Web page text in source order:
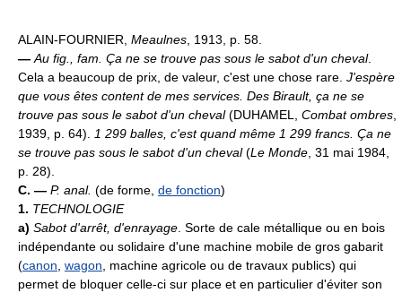
ALAIN-FOURNIER, Meaulnes , 1913, p. 58.
— Au fig., fam. Ça ne se trouve pas sous le sabot d'un cheval.
Cela a beaucoup de prix, de valeur, c'est une chose rare. J'espère
que vous êtes content de mes services. Des Birault, ça ne se
trouve pas sous le sabot d'un cheval(DUHAMEL, Combat ombres
1939, p. 64).
1 299 balles, c'est quand même 1 299 francs. Ça ne
se trouve pas sous le sabot d'un cheval(Le Monde , 31 mai 1984,
p. 28).
C. — P. anal. (de forme, de fonction)
1. TECHNOLOGIE
a) Sabot d'arrêt, d'enrayage . Sorte de cale métallique ou en bois
indépendante ou solidaire d'une machine mobile de gros gabarit
(canon wagon , machine agricole ou de travaux publics) qui
permet de bloquer celle-ci sur place et en particulier d'éviter son